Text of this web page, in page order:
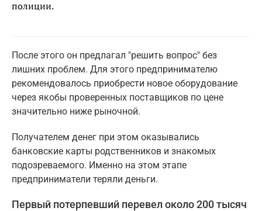
полиции.
После этого он предлагал "решить вопрос" без
лишних проблем. Для этого предпринимателю
рекомендовалось приобрести новое оборудование
через якобы проверенных поставщиков по цене
значительно ниже рыночной.
Получателем денег при этом оказывались
банковские карты родственников и знакомых
подозреваемого. Именно на этом этапе
предприниматели теряли деньги.
Первый потерпевший перевел около 200 тысяч